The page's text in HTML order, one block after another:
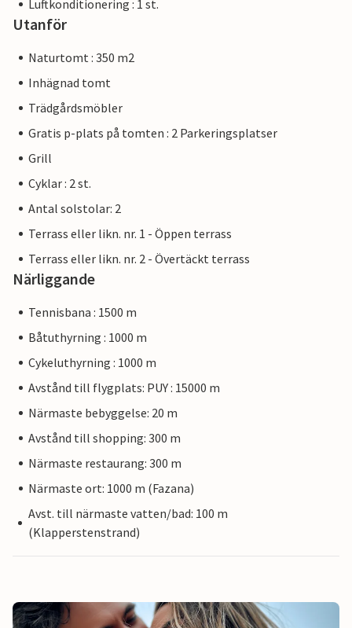
Luftkonditionering : 1 st.
Utanför
Naturtomt : 350 m2
Inhägnad tomt
Trädgårdsmöbler
Gratis p-plats på tomten : 2 Parkeringsplatser
Grill
Cyklar : 2 st.
Antal solstolar: 2
Terrass eller likn. nr. 1 - Öppen terrass
Terrass eller likn. nr. 2 - Övertäckt terrass
Närliggande
Tennisbana : 1500 m
Båtuthyrning : 1000 m
Cykeluthyrning : 1000 m
Avstånd till flygplats: PUY : 15000 m
Närmaste bebyggelse: 20 m
Avstånd till shopping: 300 m
Närmaste restaurang: 300 m
Närmaste ort: 1000 m (Fazana)
Avst. till närmaste vatten/bad: 100 m
(Klapperstenstrand)